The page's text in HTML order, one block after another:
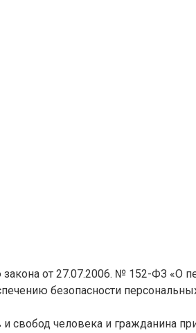
закона от 27.07.2006. № 152-ФЗ «О
безопасности
свобод человека и гражданина